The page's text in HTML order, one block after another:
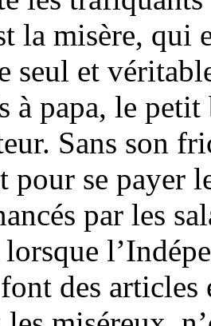
la misère, qui
seul et
à papa, le
Sans son
pour se payer
par les
des articles